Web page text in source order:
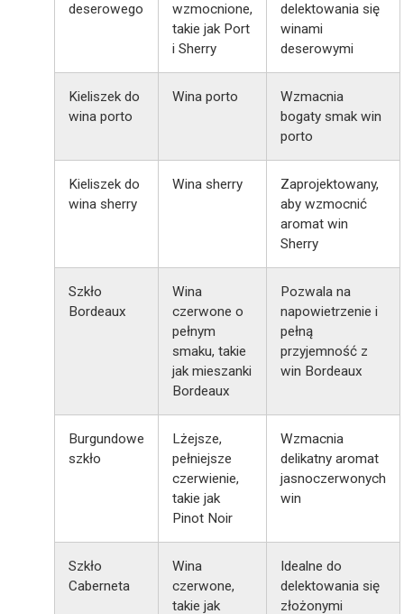
deserowego
wzmocnione,
takie jak Port
i Sherry
delektowania się
winami
deserowymi
Kieliszek do
wina porto
Wina porto
Wzmacnia
bogaty smak win
porto
Kieliszek do
wina sherry
Wina sherry
Zaprojektowany,
aby wzmocnić
aromat win
Sherry
Szkło
Bordeaux
Wina
czerwone o
pełnym
smaku, takie
jak mieszanki
Bordeaux
Pozwala na
napowietrzenie i
pełną
przyjemność z
win Bordeaux
Burgundowe
szkło
Lżejsze,
pełniejsze
czerwienie,
takie jak
Pinot Noir
Wzmacnia
delikatny aromat
jasnoczerwonych
win
Szkło
Caberneta
Wina
czerwone,
takie jak
Idealne do
delektowania się
złożonymi